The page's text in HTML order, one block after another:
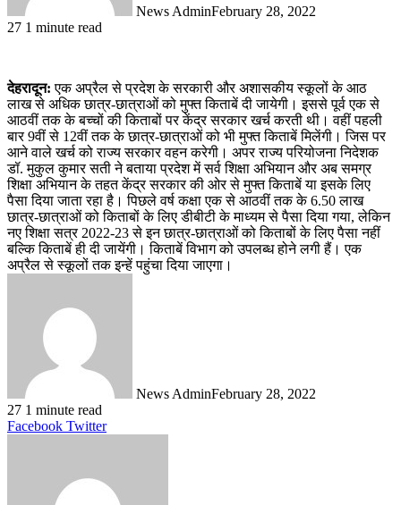
News AdminFebruary 28, 2022
27 1 minute read
देहरादून: एक अप्रैल से प्रदेश के सरकारी और अशासकीय स्कूलों के आठ
लाख से अधिक छात्र-छात्राओं को मुफ्त किताबें दी जायेगी। इससे पूर्व एक से
आठवीं तक के बच्चों की किताबों पर केंद्र सरकार खर्च करती थी। वहीं पहली
बार 9वीं से 12वीं तक के छात्र-छात्राओं को भी मुफ्त किताबें मिलेंगी। जिस पर
आने वाले खर्च को राज्य सरकार वहन करेगी। अपर राज्य परियोजना निदेशक
डॉ. मुकुल कुमार सती ने बताया प्रदेश में सर्व शिक्षा अभियान और अब समग्र
शिक्षा अभियान के तहत केंद्र सरकार की ओर से मुफ्त किताबें या इसके लिए
पैसा दिया जाता रहा है। पिछले वर्ष कक्षा एक से आठवीं तक के 6.50 लाख
छात्र-छात्राओं को किताबों के लिए डीबीटी के माध्यम से पैसा दिया गया, लेकिन
नए शिक्षा सत्र 2022-23 से इन छात्र-छात्राओं को किताबों के लिए पैसा नहीं
बल्कि किताबें ही दी जायेंगी। किताबें विभाग को उपलब्ध होने लगी हैं। एक
अप्रैल से स्कूलों तक इन्हें पहुंचा दिया जाएगा।
News AdminFebruary 28, 2022
27 1 minute read
Facebook TwitterLinkedIn
Tumblr
Pinterest
Reddit
VKontakte
Share
Print